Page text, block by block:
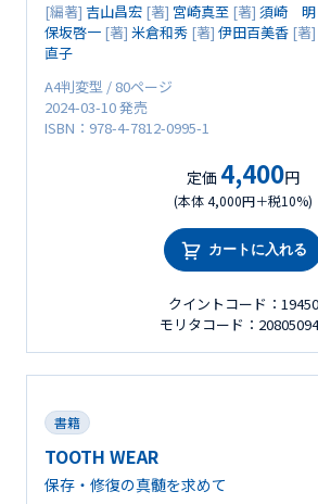
[編著] 吉山昌宏 [著] 宮崎真至 [著] 須崎 明
保坂啓一 [著] 米倉和秀 [著] 伊田百美香 [著]
直子
A4判変型 / 80ページ
2024-03-10 発売
ISBN：978-4-7812-0995-1
定価 4,400円
(本体 4,000円＋税10%)
カートに入れる
クイントコード：19450
モリタコード：
書籍
TOOTH WEAR
保存・修復の真髄を求めて